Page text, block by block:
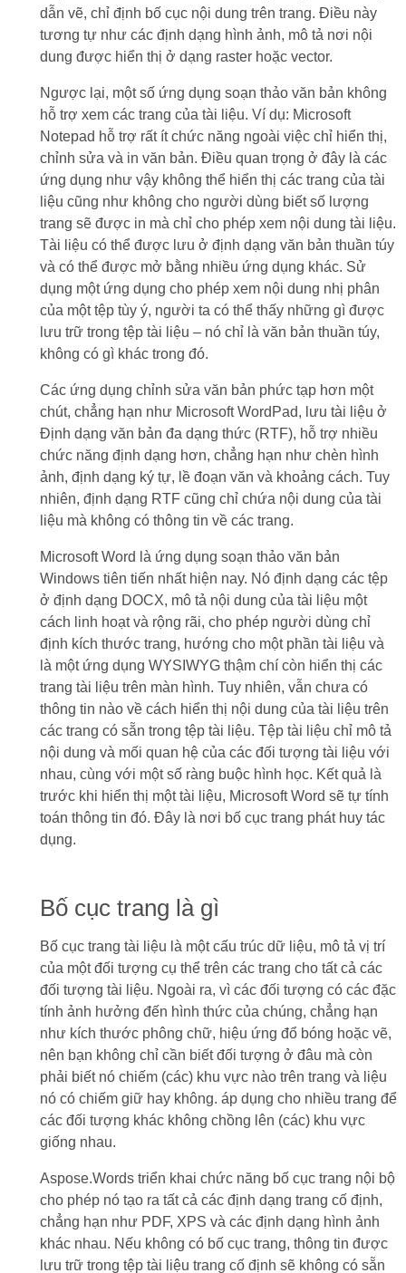
dẫn vẽ, chỉ định bố cục nội dung trên trang. Điều này
tương tự như các định dạng hình ảnh, mô tả nơi nội
dung được hiển thị ở dạng raster hoặc vector.
Ngược lại, một số ứng dụng soạn thảo văn bản không
hỗ trợ xem các trang của tài liệu. Ví dụ: Microsoft
Notepad hỗ trợ rất ít chức năng ngoài việc chỉ hiển thị,
chỉnh sửa và in văn bản. Điều quan trọng ở đây là các
ứng dụng như vậy không thể hiển thị các trang của tài
liệu cũng như không cho người dùng biết số lượng
trang sẽ được in mà chỉ cho phép xem nội dung tài liệu.
Tài liệu có thể được lưu ở định dạng văn bản thuần túy
và có thể được mở bằng nhiều ứng dụng khác. Sử
dụng một ứng dụng cho phép xem nội dung nhị phân
của một tệp tùy ý, người ta có thể thấy những gì được
lưu trữ trong tệp tài liệu – nó chỉ là văn bản thuần túy,
không có gì khác trong đó.
Các ứng dụng chỉnh sửa văn bản phức tạp hơn một
chút, chẳng hạn như Microsoft WordPad, lưu tài liệu ở
Định dạng văn bản đa dạng thức (RTF), hỗ trợ nhiều
chức năng định dạng hơn, chẳng hạn như chèn hình
ảnh, định dạng ký tự, lề đoạn văn và khoảng cách. Tuy
nhiên, định dạng RTF cũng chỉ chứa nội dung của tài
liệu mà không có thông tin về các trang.
Microsoft Word là ứng dụng soạn thảo văn bản
Windows tiên tiến nhất hiện nay. Nó định dạng các tệp
ở định dạng DOCX, mô tả nội dung của tài liệu một
cách linh hoạt và rộng rãi, cho phép người dùng chỉ
định kích thước trang, hướng cho một phần tài liệu và
là một ứng dụng WYSIWYG thậm chí còn hiển thị các
trang tài liệu trên màn hình. Tuy nhiên, vẫn chưa có
thông tin nào về cách hiển thị nội dung của tài liệu trên
các trang có sẵn trong tệp tài liệu. Tệp tài liệu chỉ mô tả
nội dung và mối quan hệ của các đối tượng tài liệu với
nhau, cùng với một số ràng buộc hình học. Kết quả là
trước khi hiển thị một tài liệu, Microsoft Word sẽ tự tính
toán thông tin đó. Đây là nơi bố cục trang phát huy tác
dụng.
Bố cục trang là gì
Bố cục trang tài liệu là một cấu trúc dữ liệu, mô tả vị trí
của một đối tượng cụ thể trên các trang cho tất cả các
đối tượng tài liệu. Ngoài ra, vì các đối tượng có các đặc
tính ảnh hưởng đến hình thức của chúng, chẳng hạn
như kích thước phông chữ, hiệu ứng đổ bóng hoặc vẽ,
nên bạn không chỉ cần biết đối tượng ở đâu mà còn
phải biết nó chiếm (các) khu vực nào trên trang và liệu
nó có chiếm giữ hay không. áp dụng cho nhiều trang để
các đối tượng khác không chồng lên (các) khu vực
giống nhau.
Aspose.Words triển khai chức năng bố cục trang nội bộ
cho phép nó tạo ra tất cả các định dạng trang cố định,
chẳng hạn như PDF, XPS và các định dạng hình ảnh
khác nhau. Nếu không có bố cục trang, thông tin được
lưu trữ trong tệp tài liệu trang cố định sẽ không có sẵn